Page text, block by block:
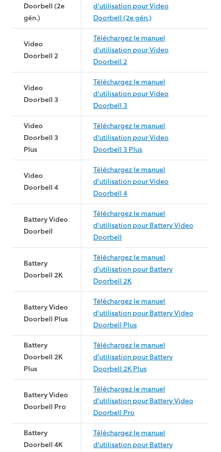
Doorbell (2e
gén.)
d'utilisation pour Video
Doorbell (2e gén.)
Video
Doorbell 2
Téléchargez le manuel
d'utilisation pour Video
Doorbell 2
Video
Doorbell 3
Téléchargez le manuel
d'utilisation pour Video
Doorbell 3
Video
Doorbell 3
Plus
Téléchargez le manuel
d'utilisation pour Video
Doorbell 3 Plus
Video
Doorbell 4
Téléchargez le manuel
d'utilisation pour Video
Doorbell 4
Battery Video
Doorbell
Téléchargez le manuel
d'utilisation pour Battery Video
Doorbell
Battery
Doorbell 2K
Téléchargez le manuel
d'utilisation pour Battery
Doorbell 2K
Battery Video
Doorbell Plus
Téléchargez le manuel
d'utilisation pour Battery Video
Doorbell Plus
Battery
Doorbell 2K
Plus
Téléchargez le manuel
d'utilisation pour Battery
Doorbell 2K Plus
Battery Video
Doorbell Pro
Téléchargez le manuel
d'utilisation pour Battery Video
Doorbell Pro
Battery
Doorbell 4K
Téléchargez le manuel
d'utilisation pour Battery